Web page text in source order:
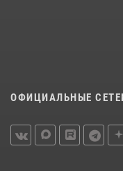
ОФИЦИАЛЬНЫЕ